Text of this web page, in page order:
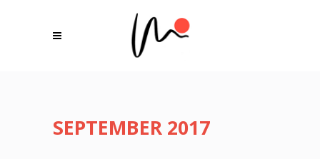
SEPTEMBER 2017